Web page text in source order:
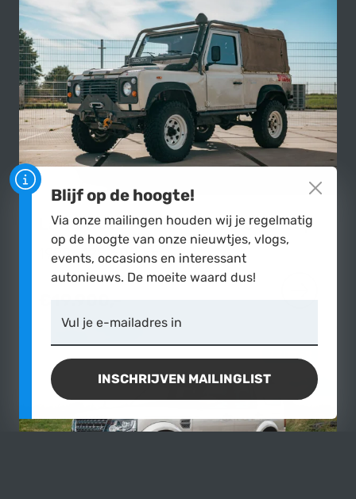
Land Rover Defender 90 Soft-Top
1999|125.600 km
Blijf op de hoogte!
Via onze mailingen houden wij je regelmatig
op de hoogte van onze nieuwtjes, vlogs,
events, occasions en interessant
autonieuws. De moeite waard dus!
Vul je e-mailadres in
INSCHRIJVEN MAILINGLIST